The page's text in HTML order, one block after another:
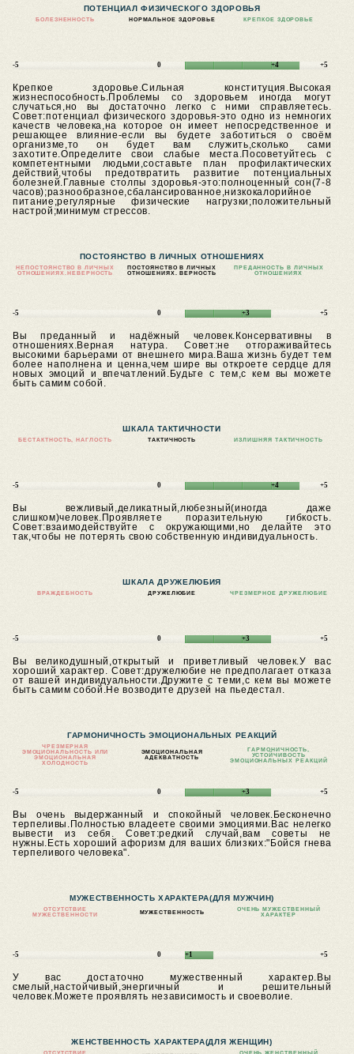
ПОТЕНЦИАЛ ФИЗИЧЕСКОГО ЗДОРОВЬЯ
БОЛЕЗНЕННОСТЬ НОРМАЛЬНОЕ ЗДОРОВЬЕ КРЕПКОЕ ЗДОРОВЬЕ
-5 0 +4 +5
Крепкое здоровье.Сильная конституция.Высокая
жизнеспособность.Проблемы со здоровьем иногда могут
случаться,но вы достаточно легко с ними справляетесь.
Совет:потенциал физического здоровья-это одно из немногих
качеств человека,на которое он имеет непосредственное и
решающее влияние-если вы будете заботиться о своём
организме,то он будет вам служить,сколько сами
захотите.Определите свои слабые места.Посоветуйтесь с
компетентными людьми,составьте план профилактических
действий,чтобы предотвратить развитие потенциальных
болезней.Главные столпы здоровья-это:полноценный сон(7-8
часов);разнообразное,сбалансированное,низкокалорийное
питание;регулярные физические нагрузки;положительный
настрой;минимум стрессов.
ПОСТОЯНСТВО В ЛИЧНЫХ ОТНОШЕНИЯХ
НЕПОСТОЯНСТВО В ЛИЧНЫХ
ОТНОШЕНИЯХ.
НЕВЕРНОСТЬ
ПОСТОЯНСТВО В ЛИЧНЫХ
ОТНОШЕНИЯХ. ВЕРНОСТЬ
ПРЕДАННОСТЬ В ЛИЧНЫХ
ОТНОШЕНИЯХ
-5 0 +3 +5
Вы преданный и надёжный человек.Консервативны в
отношениях.Верная натура.Совет:не отгораживайтесь
высокими барьерами от внешнего мира.Ваша жизнь будет тем
более наполнена и ценна,чем шире вы откроете сердце для
новых эмоций и впечатлений.Будьте с тем,с кем вы можете
быть самим собой.
ШКАЛА ТАКТИЧНОСТИ
БЕСТАКТНОСТЬ, НАГЛОСТЬ ТАКТИЧНОСТЬ ИЗЛИШНЯЯ ТАКТИЧНОСТЬ
-5 0 +4 +5
Вы вежливый,деликатный,любезный(иногда даже
слишком)человек.Проявляете поразительную гибкость.
Совет:взаимодействуйте с окружающими,но делайте это
так,чтобы не потерять свою собственную индивидуальность.
ШКАЛА ДРУЖЕЛЮБИЯ
ВРАЖДЕБНОСТЬ ДРУЖЕЛЮБИЕ ЧРЕЗМЕРНОЕ ДРУЖЕЛЮБИЕ
-5 0 +3 +5
Вы великодушный,открытый и приветливый человек.У вас
хороший характер. Совет:дружелюбие не предполагает отказа
от вашей индивидуальности.Дружите с теми,с кем вы можете
быть самим собой.Не возводите друзей на пьедестал.
ГАРМОНИЧНОСТЬ ЭМОЦИОНАЛЬНЫХ РЕАКЦИЙ
ЧРЕЗМЕРНАЯ
ЭМОЦИОНАЛЬНОСТЬ ИЛИ
ЭМОЦИОНАЛЬНАЯ
ХОЛОДНОСТЬ
ЭМОЦИОНАЛЬНАЯ
АДЕКВАТНОСТЬ
ГАРМОНИЧНОСТЬ,
УСТОЙЧИВОСТЬ
ЭМОЦИОНАЛЬНЫХ РЕАКЦИЙ
-5 0 +3 +5
Вы очень выдержанный и спокойный человек.Бесконечно
терпеливы.Полностью владеете своими эмоциями.Вас нелегко
вывести из себя.Совет:редкий случай,вам советы не
нужны.Есть хороший афоризм для ваших близких:"Бойся гнева
терпеливого человека".
МУЖЕСТВЕННОСТЬ ХАРАКТЕРА(ДЛЯ МУЖЧИН)
ОТСУТСТВИЕ
МУЖЕСТВЕННОСТИ
МУЖЕСТВЕННОСТЬ
ОЧЕНЬ МУЖЕСТВЕННЫЙ
ХАРАКТЕР
-5 0 +1 +5
У вас достаточно мужественный характер.Вы
смелый,настойчивый,энергичный и решительный
человек.Можете проявлять независимость и своеволие.
ЖЕНСТВЕННОСТЬ ХАРАКТЕРА(ДЛЯ ЖЕНЩИН)
ОТСУТСТВИЕ
ОЧЕНЬ ЖЕНСТВЕННЫЙ